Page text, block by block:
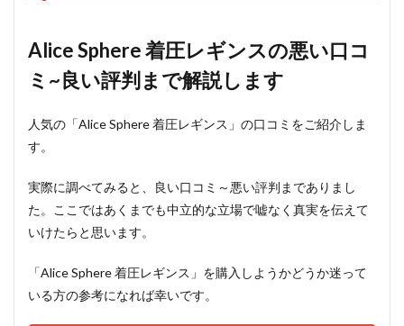
Alice Sphere 着圧レギンスの悪い口コ
ミ~良い評判まで解説します
人気の「Alice Sphere 着圧レギンス」の口コミをご紹介しま
す。
実際に調べてみると、良い口コミ～悪い評判までありまし
た。ここではあくまでも中立的な立場で嘘なく真実を伝えて
いけたらと思います。
「Alice Sphere 着圧レギンス」を購入しようかどうか迷って
いる方の参考になれば幸いです。